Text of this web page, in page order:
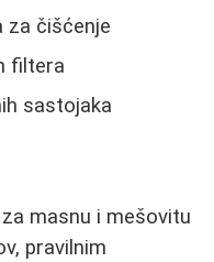
za čišćenje
filtera
sastojaka
masnu i mešovitu
pravilnim